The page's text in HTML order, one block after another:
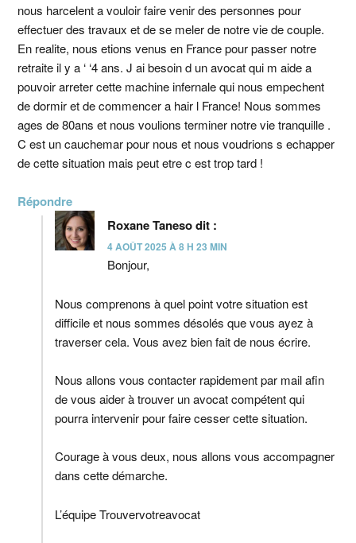
nous harcelent a vouloir faire venir des personnes pour
effectuer des travaux et de se meler de notre vie de couple.
En realite, nous etions venus en France pour passer notre
retraite il y a ‘ ‘4 ans. J ai besoin d un avocat qui m aide a
pouvoir arreter cette machine infernale qui nous empechent
de dormir et de commencer a hair l France! Nous sommes
ages de 80ans et nous voulions terminer notre vie tranquille .
C est un cauchemar pour nous et nous voudrions s echapper
de cette situation mais peut etre c est trop tard !
Répondre
Roxane Tanesodit :
4 AOÛT 2025 À 8 H 23 MIN
Bonjour,
Nous comprenons à quel point votre situation est
difficile et nous sommes désolés que vous ayez à
traverser cela. Vous avez bien fait de nous écrire.
Nous allons vous contacter rapidement par mail afin
de vous aider à trouver un avocat compétent qui
pourra intervenir pour faire cesser cette situation.
Courage à vous deux, nous allons vous accompagner
dans cette démarche.
L’équipe Trouvervotreavocat